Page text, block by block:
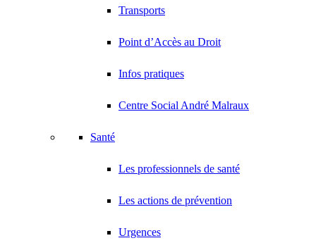
Transports
Point d’Accès au Droit
Infos pratiques
Centre Social André Malraux
Santé
Les professionnels de santé
Les actions de prévention
Urgences